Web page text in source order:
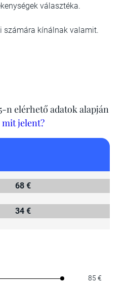
választéka.
számára kínálnak valamit.
n elérhető adatok alapján
mit jelent?
68 €
34 €
85 €